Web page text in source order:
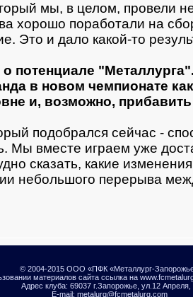
мы, в целом, провели
хорошо поработали на
Это и дало какой-то
о потенциале
в новом чемпионате
и, возможно,
подобрался сейчас -
Мы вместе играем уже
сказать, какие
небольшого перерыва
© 2004-2015 ООО «ПФК «Металлург-
материалов сайта ссылка на
Адрес клуба: 69037 г.Запорожье, ул.12 Апреля,
E-mail: metalurg@fcmetalurg.com